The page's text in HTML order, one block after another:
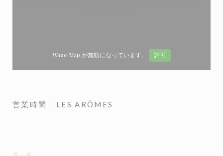
Waze Map が無効になっています。 許可
営業時間 LES ARÔMES